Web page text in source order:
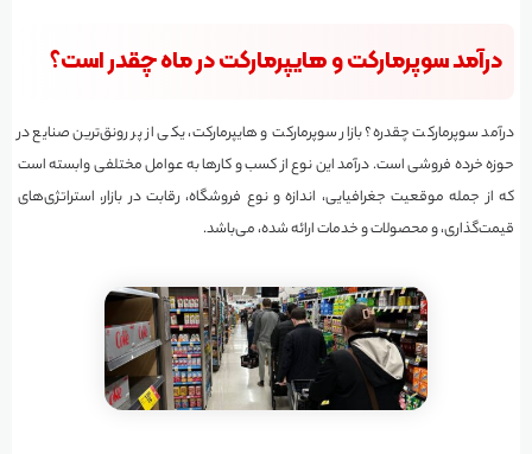
درآمد سوپرمارکت و هایپرمارکت در ماه چقدر است؟
درآمد سوپرمارکت چقدره؟ بازار سوپرمارکت و هایپرمارکت، یکی از پر رونق‌ترین صنایع در
حوزه خرده فروشی است. درآمد این نوع از کسب و کارها به عوامل مختلفی وابسته است
که از جمله موقعیت جغرافیایی، اندازه و نوع فروشگاه، رقابت در بازار، استراتژی‌های
قیمت‌گذاری، و محصولات و خدمات ارائه شده، می‌باشد.